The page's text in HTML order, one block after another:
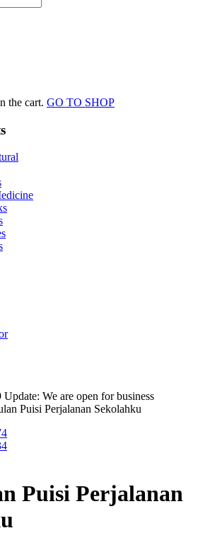
the cart. GO TO SHOP
We are open for business
Puisi Perjalanan Sekolahku
Puisi Perjalanan